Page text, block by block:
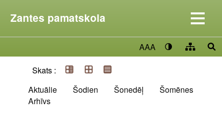
Zantes pamatskola
AAA
Skats :
Aktuālie
Šodien Šonedēļ
Šomēnes
Arhīvs